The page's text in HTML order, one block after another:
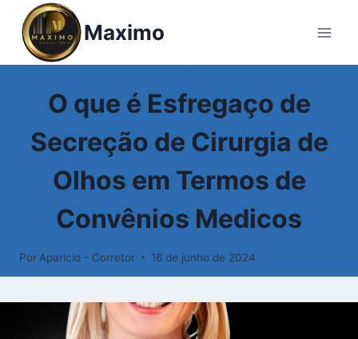
Pular
para
Maximo
O que é Esfregaço de
Secreção de Cirurgia de
Olhos em Termos de
Convênios Medicos
Por Aparicio - Corretor 16 de junho de 2024